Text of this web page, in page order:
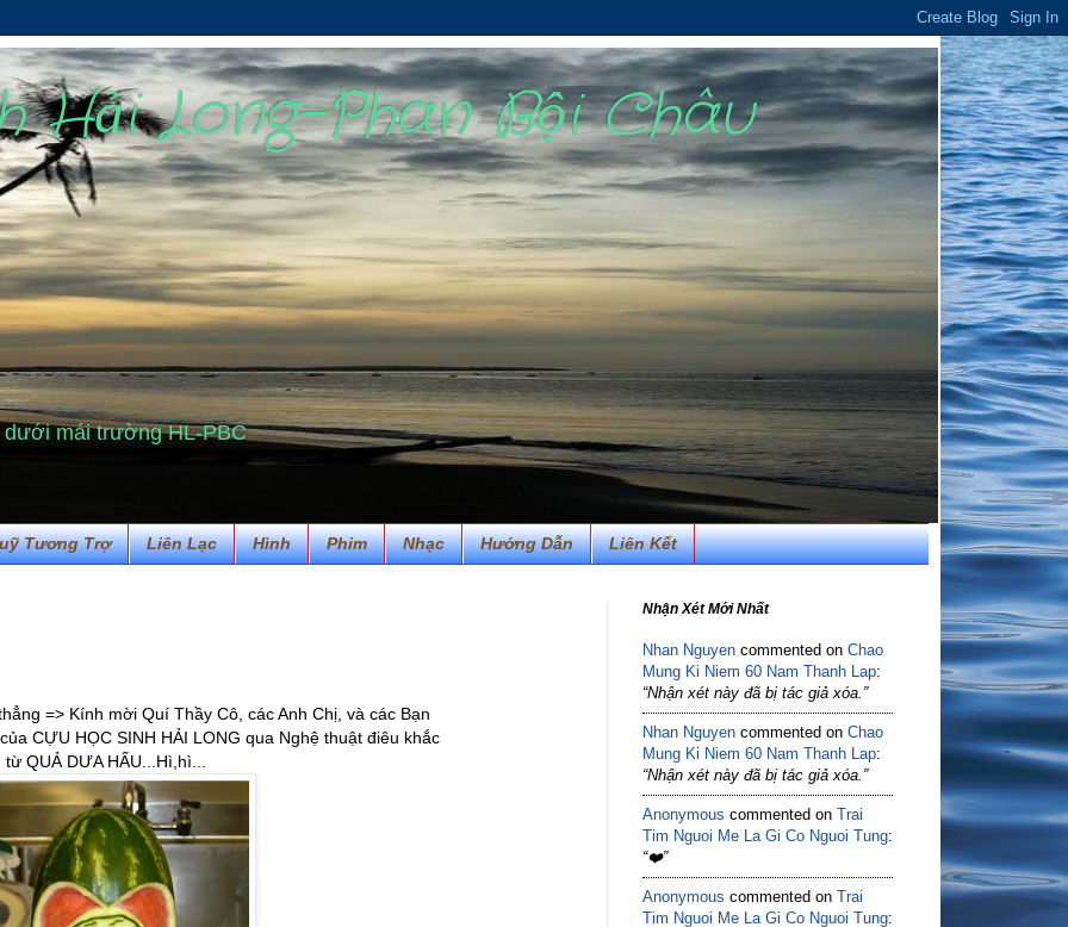
Hải Long-Phan Bội Châu
mái trường HL-PBC
Tương Trợ Liên Lạc Hình Phim Nhạc Hướng Dẫn Liên Kết
=> Kính mời Quí Thầy Cô, các Anh Chị, và các Bạn
CỰU HỌC SINH HẢI LONG qua Nghệ thuật điêu khắc
từ QUẢ DƯA HẤU...Hì,hì...
Nhận Xét Mới Nhất
Nhan Nguyen commented on Chao
Mung Ki Niem 60 Nam Thanh Lap:
“Nhận xét này đã bị tác giả xóa.”
Nhan Nguyen commented on Chao
Mung Ki Niem 60 Nam Thanh Lap:
“Nhận xét này đã bị tác giả xóa.”
Anonymous commented on Trai
Tim Nguoi Me La Gi Co Nguoi Tung:
“❤️”
Anonymous commented on Trai
Tim Nguoi Me La Gi Co Nguoi Tung: